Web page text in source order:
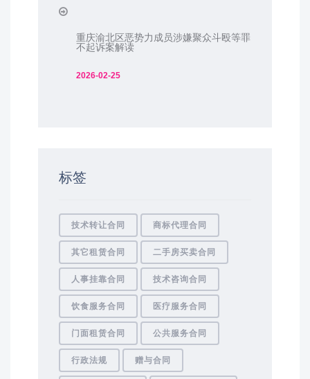
重庆渝北区恶势力成员涉嫌聚众斗殴等罪
不起诉案解读
2026-02-25
标签
技术转让合同 商标代理合同
其它租赁合同 二手房买卖合同
人事挂靠合同 技术咨询合同
饮食服务合同 医疗服务合同
门面租赁合同 公共服务合同
行政法规 赠与合同